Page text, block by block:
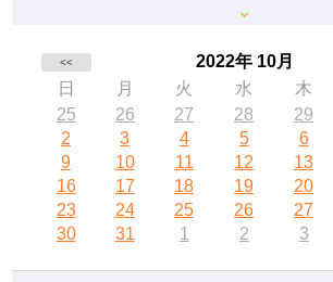
<< 2022年 10月
日 月 火 水 木
25
26 27 28 29
2
3 4 5 6
9
10 11 12 13
16
17 18 19 20
23
24 25 26 27
30
31 1 2 3